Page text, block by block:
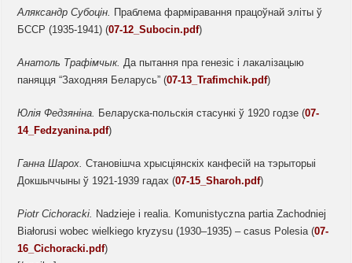
АляксандрСубоцін. Праблема фарміравання працоўнай эліты ў
БССР (1935-1941) (07-12_Subocin.pdf)
Анатоль Трафімчык. Да пытання пра генезіс і лакалізацыю
паняцця “Заходняя Беларусь” (07-13_Trafimchik.pdf)
Юлія Федзяніна. Беларуска-польскія стасункі ў 1920 годзе (07-
14_Fedzyanina.pdf)
Ганна Шарох.Становішча хрысціянскіх канфесій на тэрыторыі
Докшыччыны ў 1921-1939 гадах (07-15_Sharoh.pdf)
Piotr Cichoracki. Nadzieje i realia. Komunistyczna partia Zachodniej
Białorusi wobec wielkiego kryzysu (1930–1935) – casus Polesia (07-
16_Cichoracki.pdf)